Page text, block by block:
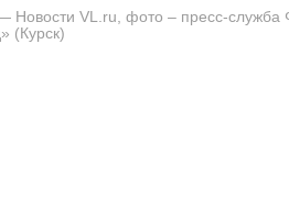
Новости VL.ru, фото – пресс-служба
(Курск)